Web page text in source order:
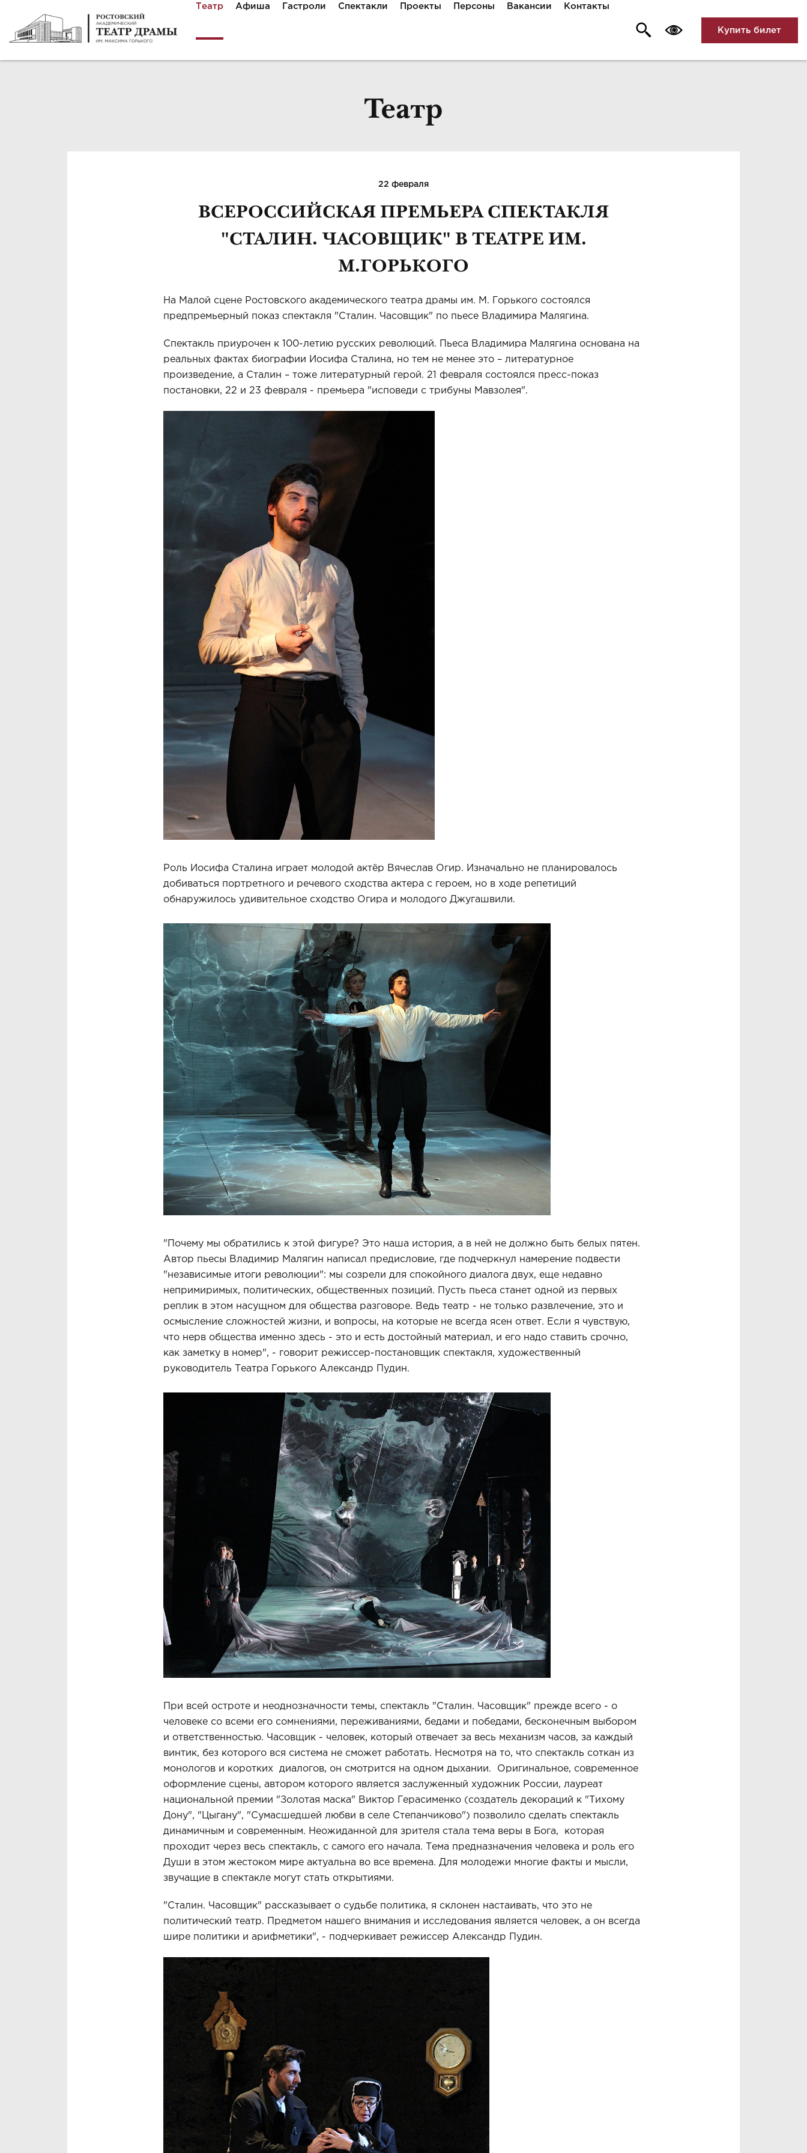
Театр Афиша Гастроли Спектакли Проекты Персоны Вакансии Контакты
Купить билет
Театр
22 февраля
ВСЕРОССИЙСКАЯ ПРЕМЬЕРА СПЕКТАКЛЯ
"СТАЛИН. ЧАСОВЩИК" В ТЕАТРЕ ИМ.
М.ГОРЬКОГО
На Малой сцене Ростовского академического театра драмы им. М. Горького состоялся
предпремьерный показ спектакля "Сталин. Часовщик" по пьесе Владимира Малягина.
Спектакль приурочен к 100-летию русских революций. Пьеса Владимира Малягина основана на
реальных фактах биографии Иосифа Сталина, но тем не менее это – литературное
произведение, а Сталин – тоже литературный герой. 21 февраля состоялся пресс-показ
постановки, 22 и 23 февраля - премьера "исповеди с трибуны Мавзолея".
Роль Иосифа Сталина играет молодой актёр Вячеслав Огир. Изначально не планировалось
добиваться портретного и речевого сходства актера с героем, но в ходе репетиций
обнаружилось удивительное сходство Огира и молодого Джугашвили.
"Почему мы обратились к этой фигуре? Это наша история, а в ней не должно быть белых пятен.
Автор пьесы Владимир Малягин написал предисловие, где подчеркнул намерение подвести
"независимые итоги революции": мы созрели для спокойного диалога двух, еще недавно
непримиримых, политических, общественных позиций. Пусть пьеса станет одной из первых
реплик в этом насущном для общества разговоре. Ведь театр - не только развлечение, это и
осмысление сложностей жизни, и вопросы, на которые не всегда ясен ответ. Если я чувствую,
что нерв общества именно здесь - это и есть достойный материал, и его надо ставить срочно,
как заметку в номер", - говорит режиссер-постановщик спектакля, художественный
руководитель Театра Горького Александр Пудин.
При всей остроте и неоднозначности темы, спектакль "Сталин. Часовщик" прежде всего - о
человеке со всеми его сомнениями, переживаниями, бедами и победами, бесконечным выбором
и ответственностью. Часовщик - человек, который отвечает за весь механизм часов, за каждый
винтик, без которого вся система не сможет работать. Несмотря на то, что спектакль соткан из
монологов и коротких диалогов, он смотрится на одном дыхании. Оригинальное, современное
оформление сцены, автором которого является заслуженный художник России, лауреат
национальной премии "Золотая маска" Виктор Герасименко (создатель декораций к "Тихому
Дону", "Цыгану", "Сумасшедшей любви в селе Степанчиково") позволило сделать спектакль
динамичным и современным. Неожиданной для зрителя стала тема веры в Бога, которая
проходит через весь спектакль, с самого его начала. Тема предназначения человека и роль его
Души в этом жестоком мире актуальна во все времена. Для молодежи многие факты и мысли,
звучащие в спектакле могут стать открытиями.
"Сталин. Часовщик" рассказывает о судьбе политика, я склонен настаивать, что это не
политический театр. Предметом нашего внимания и исследования является человек, а он всегда
шире политики и арифметики", - подчеркивает режиссер Александр Пудин.